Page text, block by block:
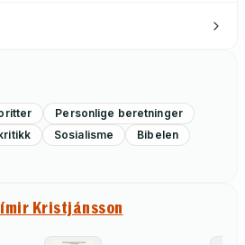
Personlige beretninger
Sosialisme
Bibelen
Kristjánsson